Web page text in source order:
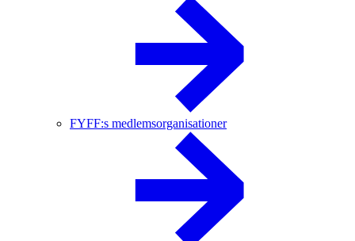
FYFF:s medlemsorganisationer